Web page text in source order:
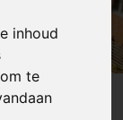
inhoud
te